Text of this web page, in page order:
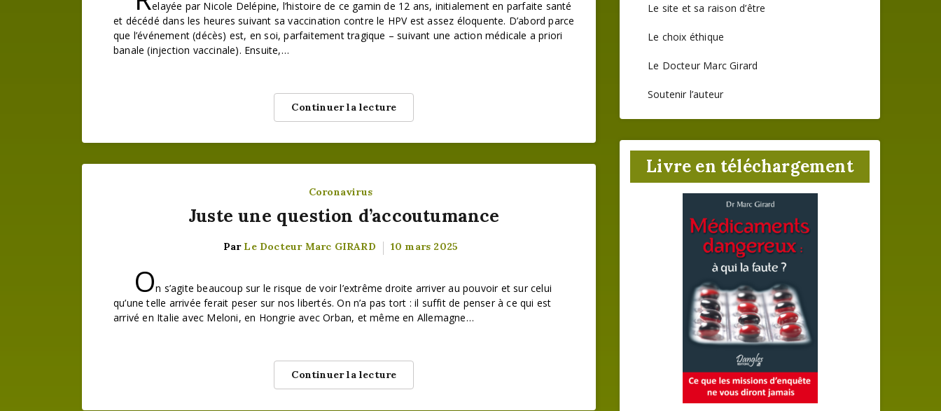
elayée par Nicole Delépine, l’histoire de ce gamin de 12 ans, initialement en parfaite santé
et décédé dans les heures suivant sa vaccination contre le HPV est assez éloquente. D’abord parce
que l’événement (décès) est, en soi, parfaitement tragique – suivant une action médicale a priori
banale (injection vaccinale). Ensuite,…
Continuer la lecture
Coronavirus
Juste une question d’accoutumance
Par Le Docteur Marc GIRARD 10 mars 2025
On s’agite beaucoup sur le risque de voir l’extrême droite arriver au pouvoir et sur celui
qu’une telle arrivée ferait peser sur nos libertés. On n’a pas tort : il suffit de penser à ce qui est
arrivé en Italie avec Meloni, en Hongrie avec Orban, et même en Allemagne…
Continuer la lecture
Le site et sa raison d’être
Le choix éthique
Le Docteur Marc Girard
Soutenir l’auteur
Livre en téléchargement